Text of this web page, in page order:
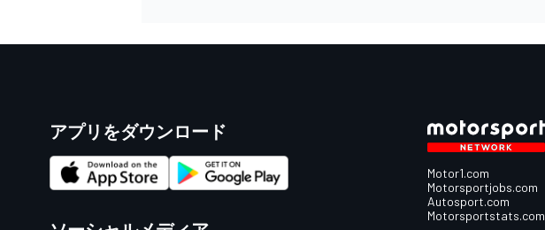
アプリをダウンロード
Motor1.com
Motorsportjobs.com
Autosport.com
Motorsportstats.com